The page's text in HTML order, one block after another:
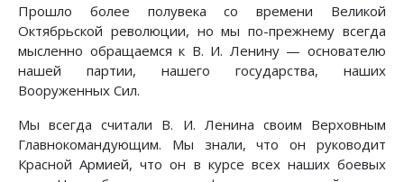
Прошло более полувека со времени Великой
Октябрьской революции, но мы по-прежнему всегда
мысленно обращаемся к В. И. Ленину — основателю
нашей партии, нашего государства, наших
Вооруженных Сил.
Мы всегда считали В. И. Ленина своим Верховным
Главнокомандующим. Мы знали, что он руководит
Красной Армией, что он в курсе всех наших боевых